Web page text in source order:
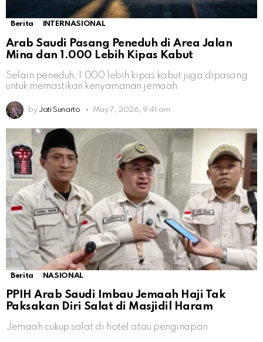
Berita INTERNASIONAL
Arab Saudi Pasang Peneduh di Area Jalan
Mina dan 1.000 Lebih Kipas Kabut
Selain peneduh, 1.000 lebih kipas kabut juga dipasang
untuk memastikan kenyamanan jemaah
by Jati Sunarto May 7, 2026, 9:41 am
Berita NASIONAL
PPIH Arab Saudi Imbau Jemaah Haji Tak
Paksakan Diri Salat di Masjidil Haram
Jemaah cukup salat di hotel atau penginapan